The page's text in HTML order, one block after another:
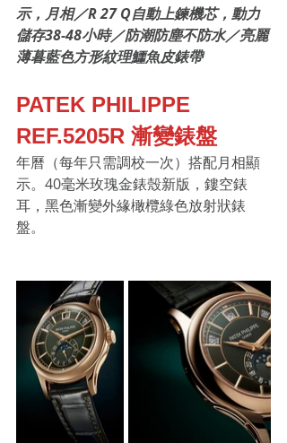
示，月相／R 27 Q自動上鍊機芯，動力
儲存38-48小時／防潮防塵不防水／亮麗
薄暮藍色方形紋理鱷魚皮錶帶
PATEK PHILIPPE
REF.5205R 漸變錶盤
年曆（每年只需調校一次）搭配月相顯
示。40毫米玫瑰金錶殼新版，鏤空錶
耳，黑色漸變外緣橄欖綠色放射狀錶
盤。